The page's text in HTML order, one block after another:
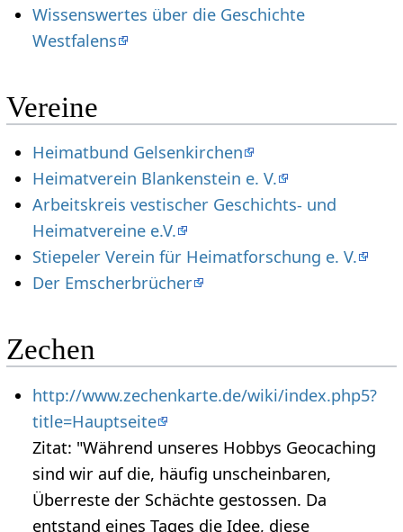
Wissenswertes über die Geschichte
Westfalens
Vereine
Heimatbund Gelsenkirchen
Heimatverein Blankenstein e. V.
Arbeitskreis vestischer Geschichts- und
Heimatvereine e.V.
Stiepeler Verein für Heimatforschung e. V.
Der Emscherbrücher
Zechen
http://www.zechenkarte.de/wiki/index.php5?
title=Hauptseite
Zitat: "Während unseres Hobbys Geocaching
sind wir auf die, häufig unscheinbaren,
Überreste der Schächte gestossen. Da
entstand eines Tages die Idee, diese